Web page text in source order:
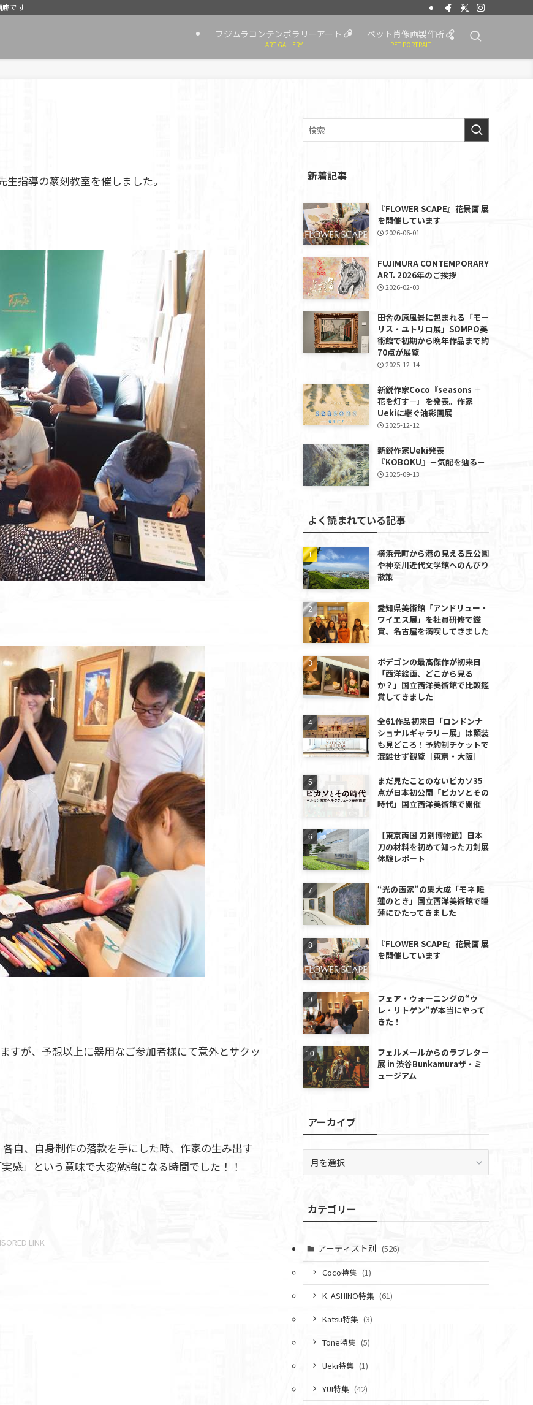
廊です
フジムラコンテンポラリーアート
ART GALLERY
ペット肖像画製作所
PET PORTRAIT
指導の篆刻教室を催しました。
すが、予想以上に器用なご参加者様にて意外とサクッ
自、自身制作の落款を手にした時、作家の生み出す
感」という意味で大変勉強になる時間でした！！
LINK
新着記事
『FLOWER SCAPE』花景画 展
を開催しています
2026-06-01
FUJIMURA CONTEMPORARY
ART. 2026年のご挨拶
2026-02-03
田舎の原風景に包まれる「モー
リス・ユトリロ展」SOMPO美
術館で初期から晩年作品まで約
70点が展覧
2025-12-14
新鋭作家Coco『seasons －
花を灯す－』を発表。作家
Uekiに継ぐ油彩画展
2025-12-12
新鋭作家Ueki発表
『KOBOKU』－気配を辿る－
2025-09-13
よく読まれている記事
横浜元町から港の見える丘公園
や神奈川近代文学館へのんびり
散策
愛知県美術館「アンドリュー・
ワイエス展」を社員研修で鑑
賞、名古屋を満喫してきました
ボデゴンの最高傑作が初来日
「西洋絵画、どこから見る
か？」国立西洋美術館で比較鑑
賞してきました
全61作品初来日「ロンドンナ
ショナルギャラリー展」は額装
も見どころ！予約制チケットで
混雑せず観覧［東京・大阪］
まだ見たことのないピカソ35
点が日本初公開「ピカソとその
時代」国立西洋美術館で開催
【東京両国 刀剣博物館】日本
刀の材料を初めて知った刀剣展
体験レポート
“光の画家”の集大成「モネ 睡
蓮のとき」国立西洋美術館で睡
蓮にひたってきました
『FLOWER SCAPE』花景画 展
を開催しています
フェア・ウォーニングの“ウ
レ・リトゲン”が本当にやって
きた！
フェルメールからのラブレター
展 in 渋谷Bunkamuraザ・ミ
ュージアム
アーカイブ
ブカテゴリー
アーティスト別 (526)
Coco特集 (1)
K. ASHINO特集 (61)
Katsu特集 (3)
Tone特集 (5)
Ueki特集 (1)
YUI特集 (42)